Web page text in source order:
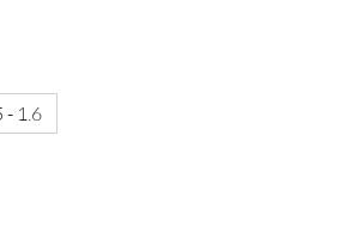
- 1.6